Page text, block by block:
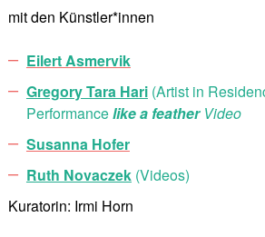
mit den Künstler*innen
Eilert Asmervik
Gregory Tara Hari (Artist in
Performancelike a feather Video
Susanna Hofer
Ruth Novaczek (Videos)
Kuratorin: Irmi Horn